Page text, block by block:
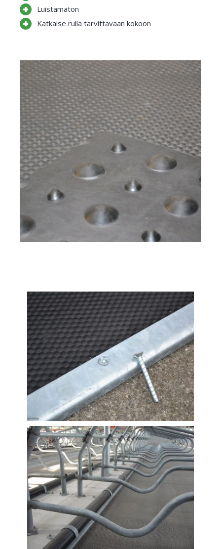
Luistamaton
Katkaise rulla tarvittavaan kokoon